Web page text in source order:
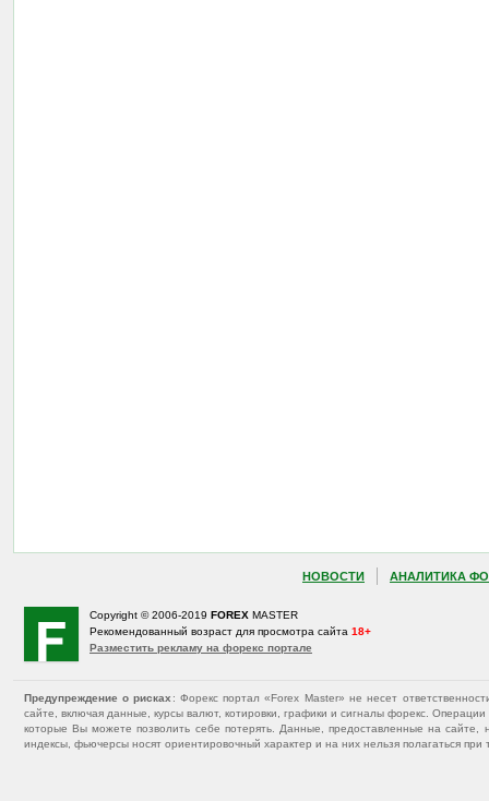
НОВОСТИ АНАЛИТИКА
Copyright © 2006-2019 FOREX MASTER
Рекомендованный возраст для просмотра сайта 18+
Разместить рекламу на форекс портале
Предупреждение о рисках : Форекс портал «Forex Master» не несет
сайте, включая данные, курсы валют, котировки, графики и сигналы форекс.
которые Вы можете позволить себе потерять. Данные, предоставленные на
индексы, фьючерсы носят ориентировочный характер и на них нельзя полагаться при